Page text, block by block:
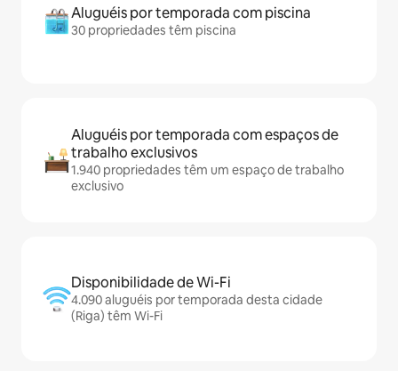
Aluguéis por temporada com piscina
30 propriedades têm piscina
Aluguéis por temporada com espaços de
trabalho exclusivos
1.940 propriedades têm um espaço de trabalho
exclusivo
Disponibilidade de Wi-Fi
4.090 aluguéis por temporada desta cidade
(Riga) têm Wi-Fi